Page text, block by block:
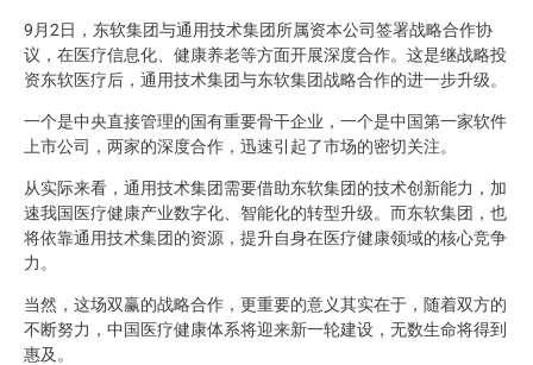
9月2日，东软集团与通用技术集团所属资本公司签署战略合作协
议，在医疗信息化、健康养老等方面开展深度合作。这是继战略投
资东软医疗后，通用技术集团与东软集团战略合作的进一步升级。
一个是中央直接管理的国有重要骨干企业，一个是中国第一家软件
上市公司，两家的深度合作，迅速引起了市场的密切关注。
从实际来看，通用技术集团需要借助东软集团的技术创新能力，加
速我国医疗健康产业数字化、智能化的转型升级。而东软集团，也
将依靠通用技术集团的资源，提升自身在医疗健康领域的核心竞争
力。
当然，这场双赢的战略合作，更重要的意义其实在于，随着双方的
不断努力，中国医疗健康体系将迎来新一轮建设，无数生命将得到
惠及。